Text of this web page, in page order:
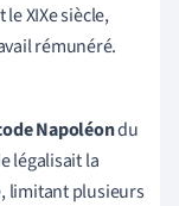
XIXe siècle,
rémunéré.
Napoléondu
légalisait la
limitant plusieurs